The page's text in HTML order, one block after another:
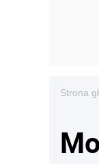
Strona